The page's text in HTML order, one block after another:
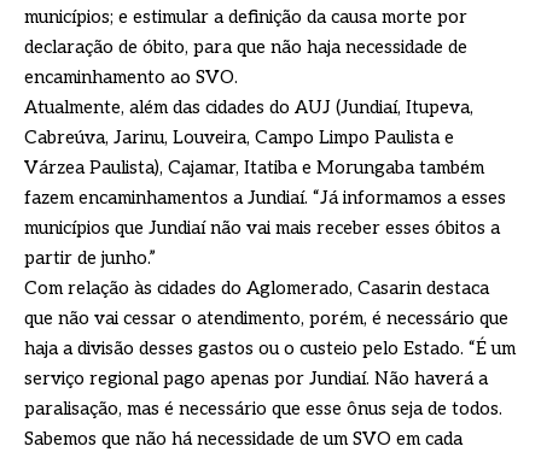
municípios; e estimular a definição da causa morte por
declaração de óbito, para que não haja necessidade de
encaminhamento ao SVO.
Atualmente, além das cidades do AUJ (Jundiaí, Itupeva,
Cabreúva, Jarinu, Louveira, Campo Limpo Paulista e
Várzea Paulista), Cajamar, Itatiba e Morungaba também
fazem encaminhamentos a Jundiaí. “Já informamos a esses
municípios que Jundiaí não vai mais receber esses óbitos a
partir de junho.”
Com relação às cidades do Aglomerado, Casarin destaca
que não vai cessar o atendimento, porém, é necessário que
haja a divisão desses gastos ou o custeio pelo Estado. “É um
serviço regional pago apenas por Jundiaí. Não haverá a
paralisação, mas é necessário que esse ônus seja de todos.
Sabemos que não há necessidade de um SVO em cada